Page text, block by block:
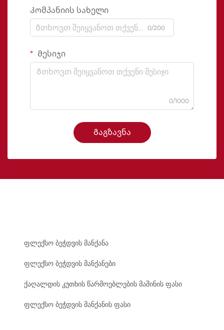
Კომპანიის სახელი
0/200
Მესიჯი
0/1000
Გაგზავნა
ფლექსო ბეჭდვის მანქანა
ფლექსო ბეჭდვის მანქანები
ქაღალდის კუთხის წარმოებლების მაშინის ფასი
ფლექსო ბეჭდვის მანქანის ფასი